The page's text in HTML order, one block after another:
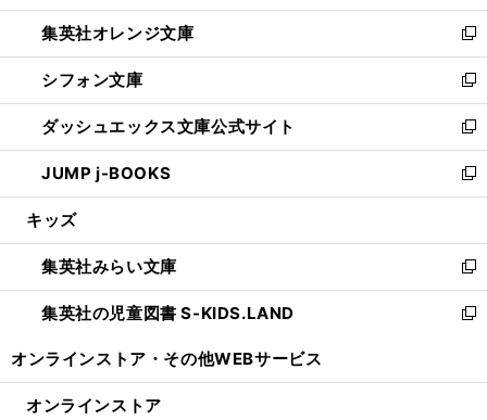
開
く
ウ
で
開
く
ン
ド
ウ
で
開
く
し
い
ウ
ィ
ン
ド
ウ
で
開
集英社オレンジ文庫
新
し
い
ウ
ィ
ン
ド
ウ
開
く
シフォン文庫
新
し
い
ウ
ィ
ン
ウ
で
開
く
ダッシュエックス文庫公式サイト
新
し
い
ウ
ン
ド
ウ
で
JUMP j-BOOKS
新
し
ウ
ィ
ン
ド
開
キッズ
集英社みらい文庫
新
し
い
ン
集英社の児童図書 S-KIDS.LAND
新
ウ
オンラインストア・ その他WEBサービス
オンラインストア